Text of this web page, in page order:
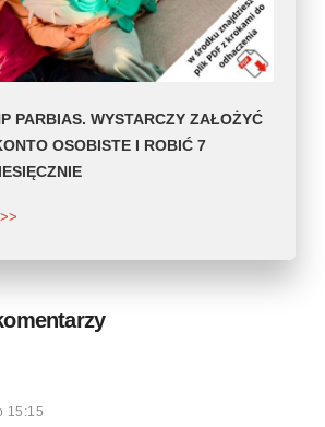
PARBIAS. WYSTARCZY ZAŁOŻYĆ
OSOBISTE I ROBIĆ 7
15:15